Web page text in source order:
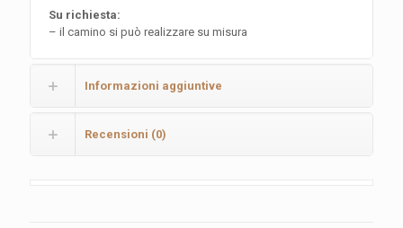
Su richiesta:
– il camino si può realizzare su misura
Informazioni aggiuntive
Recensioni (0)